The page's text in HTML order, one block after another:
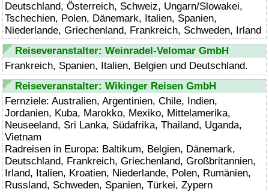
Deutschland, Österreich, Schweiz, Ungarn/Slowakei,
Tschechien, Polen, Dänemark, Italien, Spanien,
Niederlande, Griechenland, Frankreich, Schweden, Irland
Reiseveranstalter: Weinradel-Velomar GmbH
Frankreich, Spanien, Italien, Belgien und Deutschland.
Reiseveranstalter: Wikinger Reisen GmbH
Fernziele: Australien, Argentinien, Chile, Indien,
Jordanien, Kuba, Marokko, Mexiko, Mittelamerika,
Neuseeland, Sri Lanka, Südafrika, Thailand, Uganda,
Vietnam
Radreisen in Europa: Baltikum, Belgien, Dänemark,
Deutschland, Frankreich, Griechenland, Großbritannien,
Irland, Italien, Kroatien, Niederlande, Polen, Rumänien,
Russland, Schweden, Spanien, Türkei, Zypern